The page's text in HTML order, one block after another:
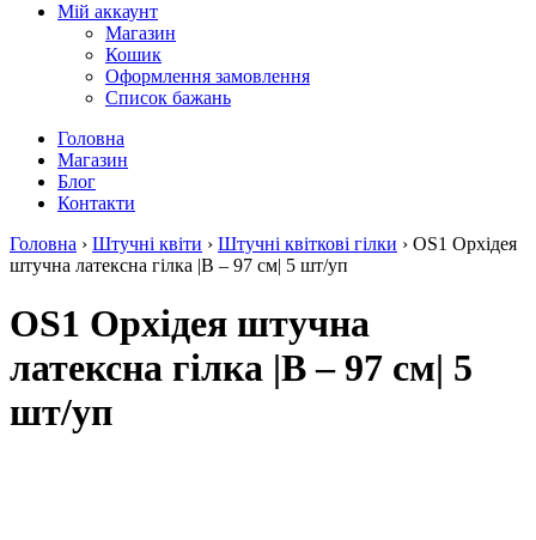
Мій аккаунт
Магазин
Кошик
Оформлення замовлення
Список бажань
Головна
Магазин
Блог
Контакти
Головна › Штучні квіти › Штучні квіткові гілки › OS1 Орхідея
штучна латексна гілка |В – 97 см| 5 шт/уп
OS1 Орхідея штучна
латексна гілка |В – 97 см| 5
шт/уп